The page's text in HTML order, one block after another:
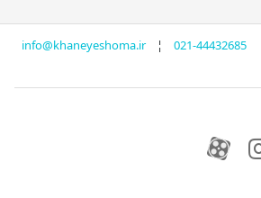
info@khaneyeshoma.ir¦ 021-44432685
آپارات
کانال آپارات